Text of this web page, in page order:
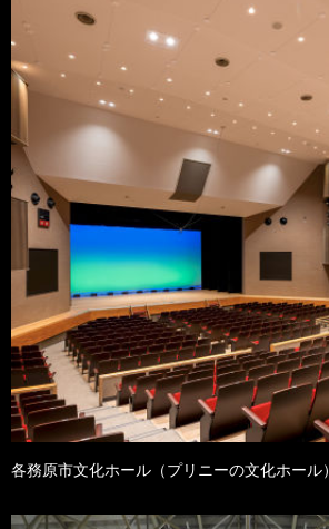
各務原市文化ホール（プリニーの文化ホール）